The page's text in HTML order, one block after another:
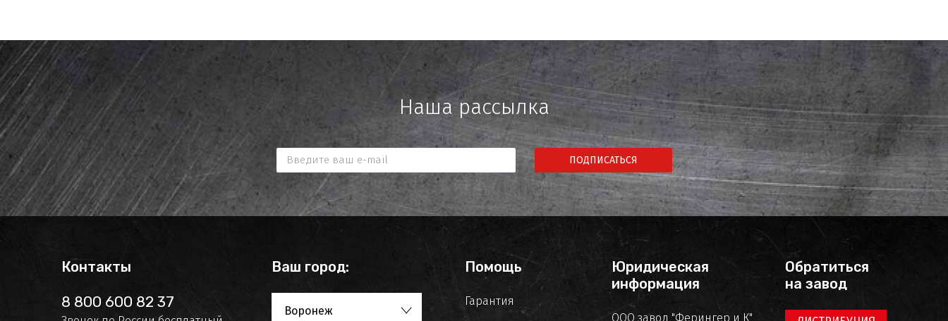
Наша рассылка
ПОДПИСАТЬСЯ
Контакты
8 800 600 82 37
Ваш город:
Воронеж
Помощь
Гарантия
Юридическая
информация
ООО завод "Ферингер и К"
Обратиться
на завод